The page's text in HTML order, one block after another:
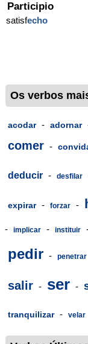
Participio
satisfecho
Os verbos
acodar - adornar
comer -
deducir - desfilar
expirar - forzar -
- implicar - instituir
pedir - penetrar
salir - ser -
tranquilizar - velar